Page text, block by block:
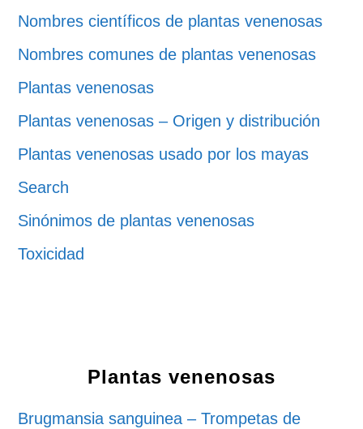
Nombres científicos de plantas venenosas
Nombres comunes de plantas venenosas
Plantas venenosas
Plantas venenosas – Origen y distribución
Plantas venenosas usado por los mayas
Search
Sinónimos de plantas venenosas
Toxicidad
Plantas venenosas
Brugmansia sanguinea – Trompetas de